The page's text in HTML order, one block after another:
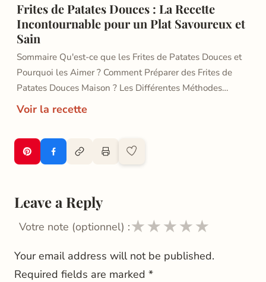
Frites de Patates Douces : La Recette
Incontournable pour un Plat Savoureux et
Sain
Sommaire Qu'est-ce que les Frites de Patates Douces et
Pourquoi les Aimer ? Comment Préparer des Frites de
Patates Douces Maison ? Les Différentes Méthodes…
Voir la recette
Leave a Reply
Votre note (optionnel) : ★
★
★
★
★
Your email address will not be published.
Required fields are marked *